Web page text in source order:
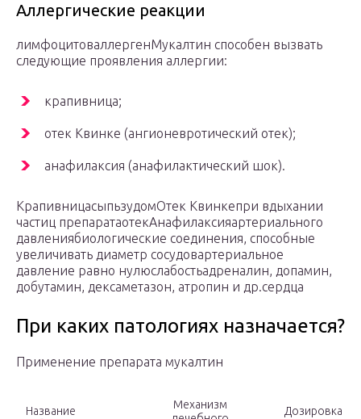
Аллергические реакции
лимфоцитоваллергенМукалтин способен вызвать
следующие проявления аллергии:
крапивница;
отек Квинке (ангионевротический отек);
анафилаксия (анафилактический шок).
КрапивницасыпьзудомОтек Квинкепри вдыхании
частиц препаратаотекАнафилаксияартериального
давлениябиологические соединения, способные
увеличивать диаметр сосудовартериальное
давление равно нулюслабостьадреналин, допамин,
добутамин, дексаметазон, атропин и др.сердца
При каких патологиях назначается?
Применение препарата мукалтин
Название
Механизм
Дозировка